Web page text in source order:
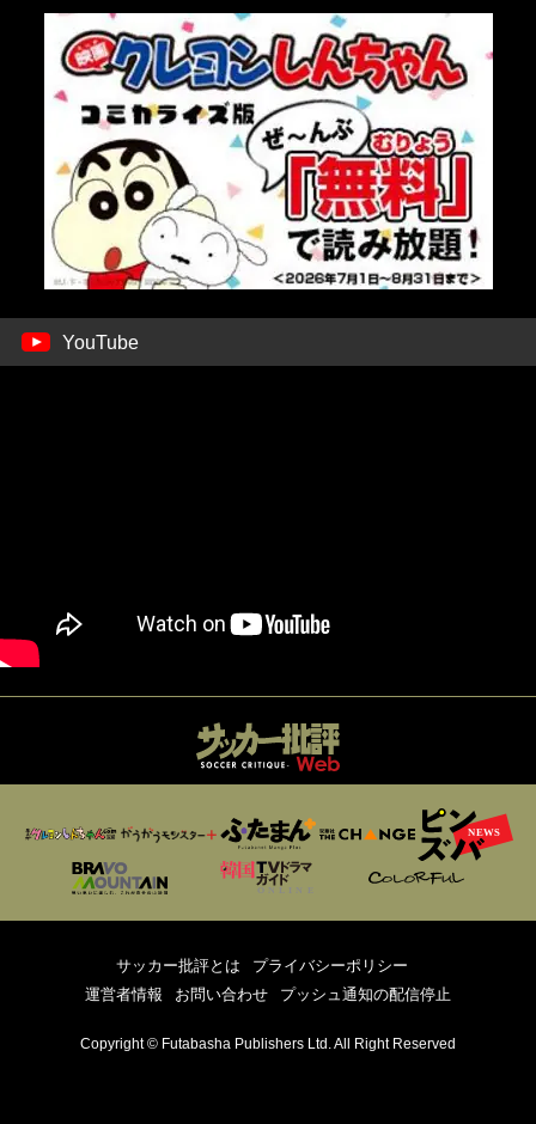
YouTube
サッカー批評とは
プライバシーポリシー
運営者情報
お問い合わせ プッシュ通知の配信停止
Copyright © Futabasha Publishers Ltd. All Right Reserved